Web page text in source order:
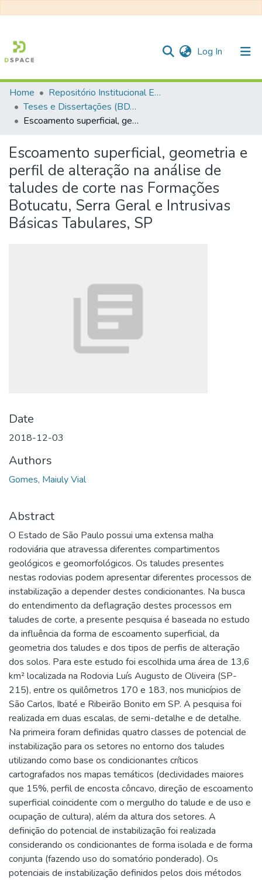
Log In (current)
Communities & Collections
All of DSpace
Statistics
Home
Repositório Institucional EESC
Teses e Dissertações (BDTD USP)
Escoamento superficial, geometria e perfil de alteração na análise de taludes de corte nas Formações Botucatu, Serra Geral e Intrusivas Básicas Tabulares, SP
Escoamento superficial, geometria e
perfil de alteração na análise de
taludes de corte nas Formações
Botucatu, Serra Geral e Intrusivas
Básicas Tabulares, SP
Date
2018-12-03
Authors
Gomes, Maiuly Vial
Abstract
O Estado de São Paulo possui uma extensa malha
rodoviária que atravessa diferentes compartimentos
geológicos e geomorfológicos. Os taludes presentes
nestas rodovias podem apresentar diferentes processos de
instabilização a depender destes condicionantes. Na busca
do entendimento da deflagração destes processos em
taludes de corte, a presente pesquisa é baseada no estudo
da influência da forma de escoamento superficial, da
geometria dos taludes e dos tipos de perfis de alteração
dos solos. Para este estudo foi escolhida uma área de 13,6
km² localizada na Rodovia Luís Augusto de Oliveira (SP-
215), entre os quilômetros 170 e 183, nos municípios de
São Carlos, Ibaté e Ribeirão Bonito em SP. A pesquisa foi
realizada em duas escalas, de semi-detalhe e de detalhe.
Na primeira foram definidas quatro classes de potencial de
instabilização para os setores no entorno dos taludes
utilizando como base os condicionantes críticos
cartografados nos mapas temáticos (declividades maiores
que 15%, perfil de encosta côncavo, direção de escoamento
superficial coincidente com o mergulho do talude e de uso e
ocupação de cultura), além da altura dos setores. A
definição do potencial de instabilização foi realizada
considerando os condicionantes de forma isolada e de forma
conjunta (fazendo uso do somatório ponderado). Os
potenciais de instabilização definidos pelos dois métodos